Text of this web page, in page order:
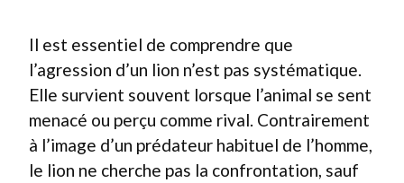
Il est essentiel de comprendre que
l’agression d’un lion n’est pas systématique.
Elle survient souvent lorsque l’animal se sent
menacé ou perçu comme rival. Contrairement
à l’image d’un prédateur habituel de l’homme,
le lion ne cherche pas la confrontation, sauf